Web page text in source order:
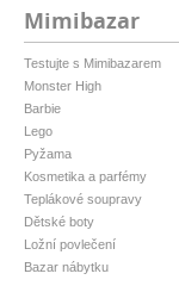
Mimibazar
Testujte s Mimibazarem
Monster High
Barbie
Lego
Pyžama
Kosmetika a parfémy
Teplákové soupravy
Dětské boty
Ložní povlečení
Bazar nábytku